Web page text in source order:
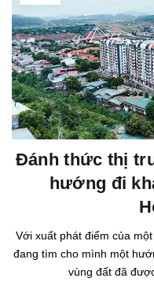
Đánh thức thị
hướng đi
Với xuất phát điểm của
đang tìm cho mình một
vùng đất đã